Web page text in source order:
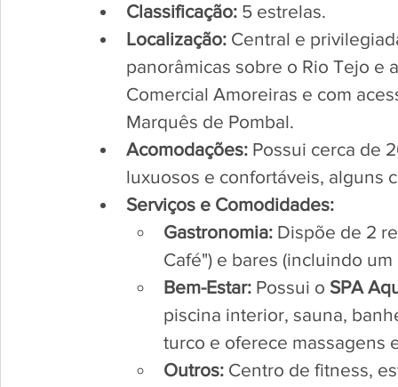
Classificação: 5 estrelas.
Localização: Central e
panorâmicas sobre o Rio Tejo e
Comercial Amoreiras e com
Marquês de Pombal.
Acomodações: Possui cerca de
luxuosos e confortáveis, alguns
Serviços e Comodidades:
Gastronomia: Dispõe de 2
Café") e bares (incluindo
Bem-Estar: Possui o SPA
piscina interior, sauna,
turco e oferece massagens
Outros: Centro de fitness,